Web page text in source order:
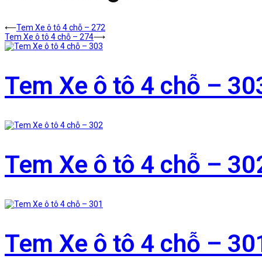
⟵Tem Xe ô tô 4 chỗ – 272
Tem Xe ô tô 4 chỗ – 274⟶
Tem Xe ô tô 4 chỗ –
Tem Xe ô tô 4 chỗ –
Tem Xe ô tô 4 chỗ –